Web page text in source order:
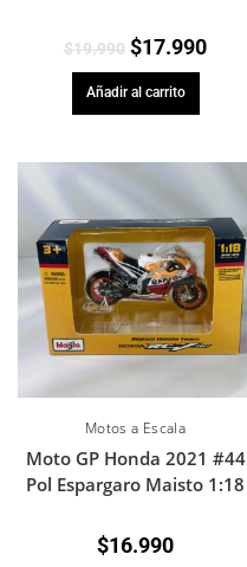
$19.990 $17.990
Añadir al carrito
Motos a Escala
Moto GP Honda 2021 #44
Pol Espargaro Maisto 1:18
$16.990